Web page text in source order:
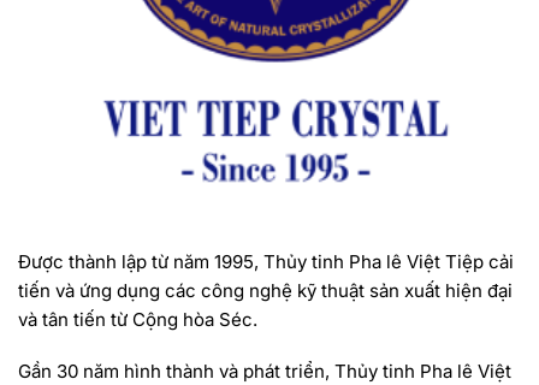
Được thành lập từ năm 1995, Thủy tinh Pha lê Việt Tiệp cải
tiến và ứng dụng các công nghệ kỹ thuật sản xuất hiện đại
và tân tiến từ Cộng hòa Séc.
Gần 30 năm hình thành và phát triển, Thủy tinh Pha lê Việt